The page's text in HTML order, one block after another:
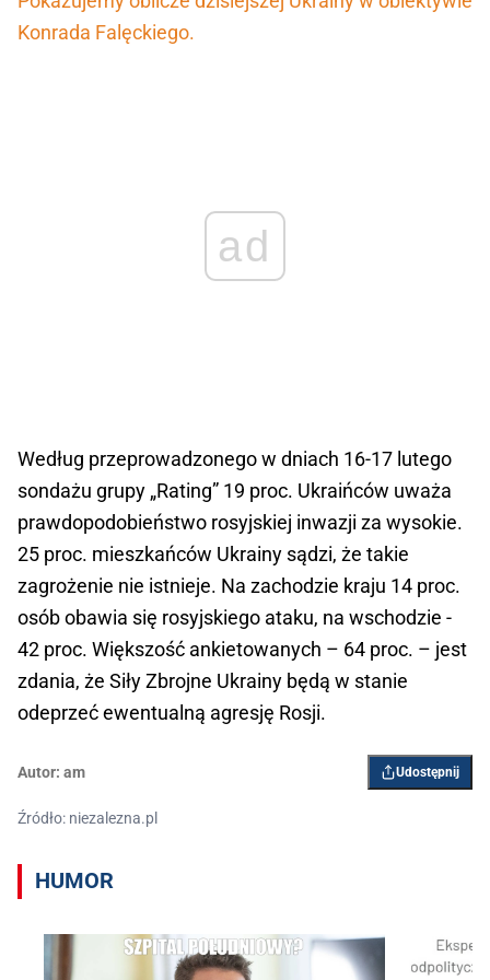
Konrada Falęckiego.
ad
Według przeprowadzonego w dniach 16-17 lutego
sondażu grupy „Rating” 19 proc. Ukraińców uważa
prawdopodobieństwo rosyjskiej inwazji za wysokie.
25 proc. mieszkańców Ukrainy sądzi, że takie
zagrożenie nie istnieje. Na zachodzie kraju 14 proc.
osób obawia się rosyjskiego ataku, na wschodzie -
42 proc. Większość ankietowanych – 64 proc. – jest
zdania, że Siły Zbrojne Ukrainy będą w stanie
odeprzeć ewentualną agresję Rosji.
Autor: am Udostępnij
Źródło: niezalezna.pl
HUMOR